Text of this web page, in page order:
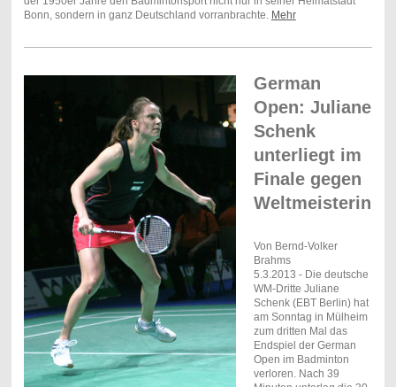
Bonn, sondern in ganz Deutschland vorranbrachte. Mehr
German
Open: Juliane
Schenk
unterliegt im
Finale gegen
Weltmeisterin
Von Bernd-Volker
Brahms
5.3.2013 - Die deutsche
WM-Dritte Juliane
Schenk (EBT Berlin) hat
am Sonntag in Mülheim
zum dritten Mal das
Endspiel der German
Open im Badminton
verloren. Nach 39